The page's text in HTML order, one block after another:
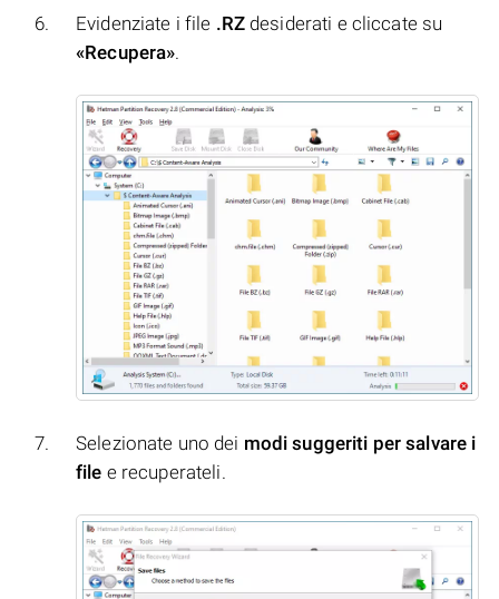
Evidenziate i file .RZdesiderati e cliccate su
«Recupera».
Selezionate uno dei modi suggeriti per salvare i
file e recuperateli.